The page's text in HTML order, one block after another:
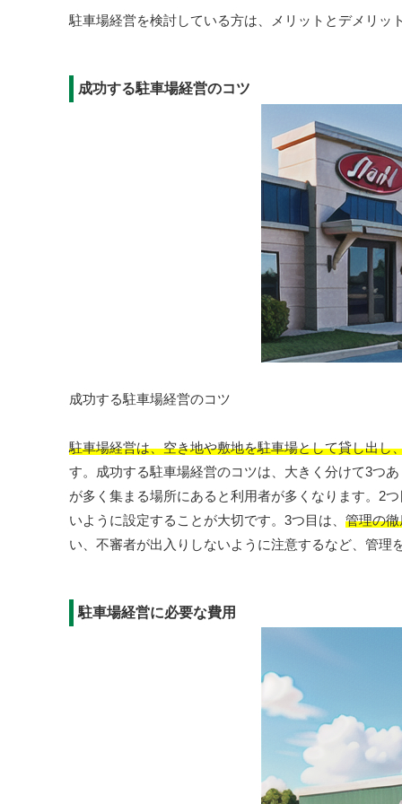
駐車場経営を検討している方は、メリットとデメリ
成功する駐車場経営のコツ
成功する駐車場経営のコツ
駐車場経営は、空き地や敷地を駐車場として貸し出し
す。成功する駐車場経営のコツは、大きく分けて3つ
が多く集まる場所にあると利用者が多くなります。2
いように設定することが大切です。3つ目は、 管理の徹
い、不審者が出入りしないように注意するなど、管理
駐車場経営に必要な費用